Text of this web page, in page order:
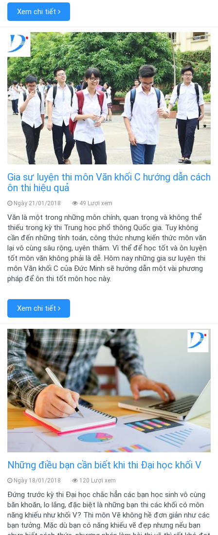
Xem chi tiết
Gia sư luyện thi môn Văn khối C hướng dẫn cách
ôn thi hiệu quả
Ngày 21/01/2018 49 Lượi xem
Văn là một trong những môn chính, quan trọng và không thể
thiếu trong kỳ thi Trung học phổ thông Quốc gia. Tuy không
cần đến những tính toán, công thức nhưng kiến thức môn văn
lại vô cùng sâu rộng, uyên thâm. Vì thể để học tốt và ôn luyện
tốt môn văn không phải là dễ. Hôm nay những gia sư luyện thi
môn Văn khối C của Đức Minh sẽ hướng dẫn một vài phương
pháp để ôn thi tốt môn học này.
Xem chi tiết
Những điều bạn cần biết khi thi Đại học khối V
Ngày 18/01/2018 120 Lượi xem
Đứng trước kỳ thi Đại học chắc hẳn các bạn học sinh vô cùng
băn khoăn, lo lắng, đặc biệt là những bạn thi các khối có môn
năng khiếu như khối V? Thi môn Vẽ không hề đơn giản như các
bạn tưởng. Mặc dù bạn có năng khiếu vẽ đẹp nhưng nếu bạn